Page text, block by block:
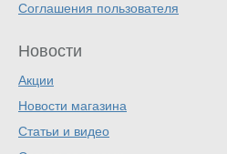
Соглашения пользователя
Новости
Акции
Новости магазина
Статьи и видео